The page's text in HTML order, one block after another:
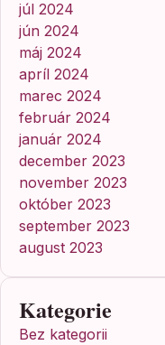
júl 2024
jún 2024
máj 2024
apríl 2024
marec 2024
február 2024
január 2024
december 2023
november 2023
október 2023
september 2023
august 2023
Kategorie
Bez kategorii